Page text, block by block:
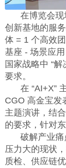
在博览会
创新基地的服
体 = 1 个高效
基座 - 场景应用
国家战略中 “
要求。
在 “AI+X”
CGO 高金宝发
主题演讲，结
的要求，针对
破解产业
压力大的现状
质检、供应链